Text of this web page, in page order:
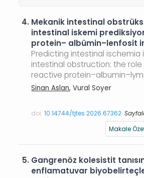
4. Mekanik intestinal
intestinal iskemi
protein– albümin–lenfosit
Predicting intestinal ischemia
intestinal obstruction: the
reactive
Sinan Aslan, Vural Soyer
doi:10.14744/tjtes.2026.67362
Makale
5. Gangrenöz kolesistit
enflamatuvar